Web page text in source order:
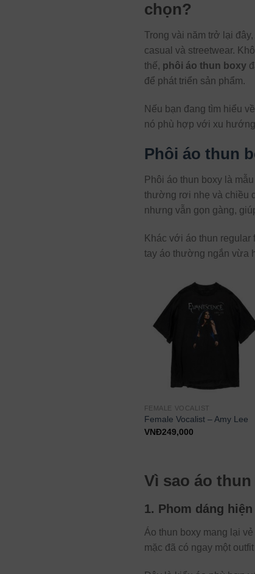
chọn?
Trong vài năm trở lại đây,
casual và streetwear.
thế, phôi áo thun boxy
để phát triển sản phẩm.
Nếu bạn đang tìm hiểu
nó phù hợp với xu
Phôi áo thun
Phôi áo thun boxy là
thường rơi nhẹ và chiều
nhưng vẫn gọn gàng,
Khác với áo thun regular
tay áo thường ngắn vừa
FEMALE VOCALIST
Female Vocalist – Amy Lee
VNĐ249,000
Vì sao áo
1. Phom dáng
Áo thun boxy mang lại
mặc đã có ngay một